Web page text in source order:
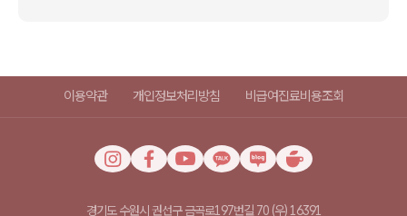
이용약관 개인정보처리방침 비급여진료비용조회
경기도 수원시 권선구 금곡로197번길 70 (우) 16391